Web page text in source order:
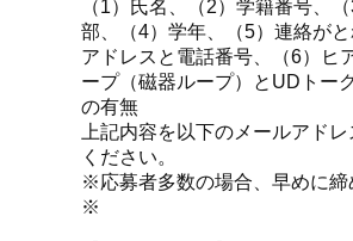
（1）氏名、（2）学籍番号、
部、（4）学年、（5）連絡が
アドレスと電話番号、（6）ヒ
ープ（磁器ループ）とUDトー
の有無
上記内容を以下のメールアドレ
ください。
※応募者多数の場合、早めに締
※